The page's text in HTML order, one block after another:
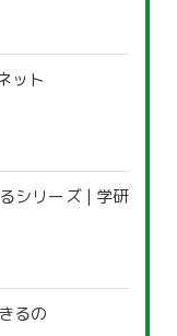
ット
シリーズ | 学研
るの